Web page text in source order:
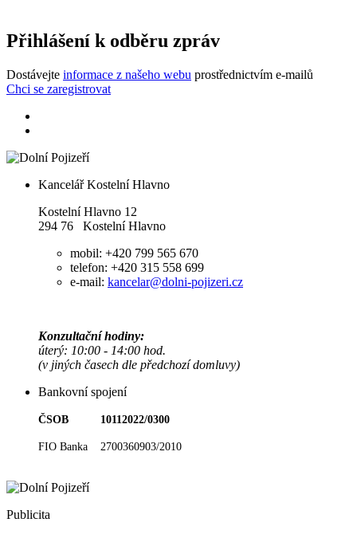
Přihlášení k odběru zpráv
Dostávejte informace z našeho webu prostřednictvím e-mailů
Chci se zaregistrovat
Kancelář Kostelní Hlavno
Kostelní Hlavno 12
294 76 Kostelní Hlavno
mobil: +420 799 565 670
telefon: +420 315 558 699
e-mail: kancelar@dolni-pojizeri.cz
Konzultační hodiny:
úterý: 10:00 - 14:00 hod.
(v jiných časech dle předchozí domluvy)
Bankovní spojení
ČSOB 10112022/0300
FIO Banka 2700360903/2010
Publicita